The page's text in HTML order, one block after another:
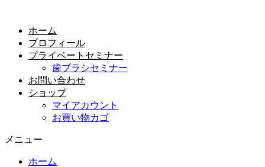
ホーム
プロフィール
プライベートセミナー
歯ブラシセミナー
お問い合わせ
ショップ
マイアカウント
お買い物カゴ
メニュー
ホーム